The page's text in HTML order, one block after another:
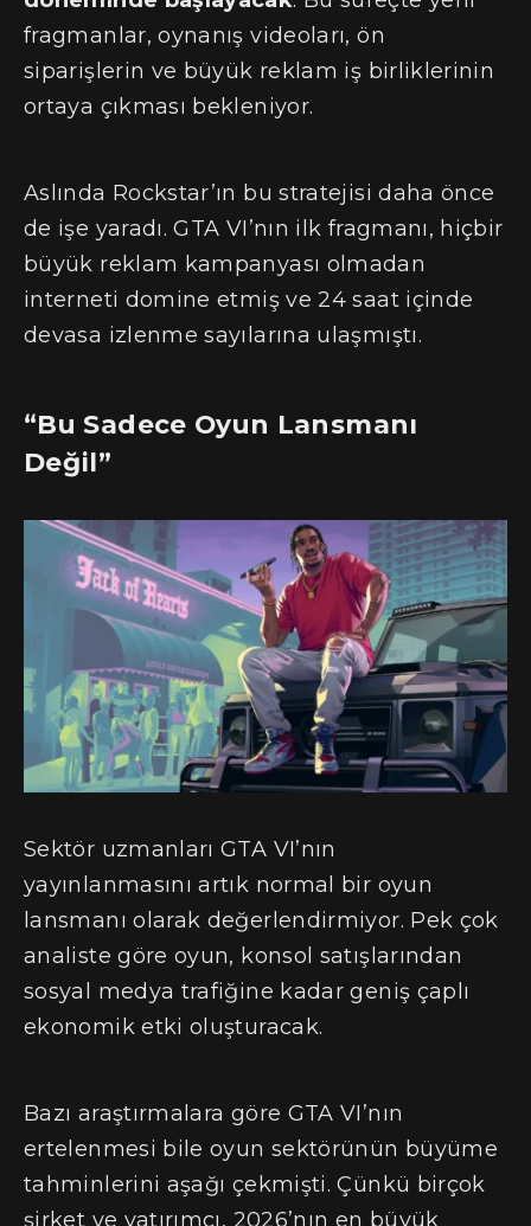
fragmanlar, oynanış videoları, ön
siparişlerin ve büyük reklam iş birliklerinin
ortaya çıkması bekleniyor.
Aslında Rockstar’ın bu stratejisi daha önce
de işe yaradı. GTA VI’nın ilk fragmanı, hiçbir
büyük reklam kampanyası olmadan
interneti domine etmiş ve 24 saat içinde
devasa izlenme sayılarına ulaşmıştı.
“Bu Sadece Oyun Lansmanı
Değil”
Sektör uzmanları GTA VI’nın
yayınlanmasını artık normal bir oyun
lansmanı olarak değerlendirmiyor. Pek çok
analiste göre oyun, konsol satışlarından
sosyal medya trafiğine kadar geniş çaplı
ekonomik etki oluşturacak.
Bazı araştırmalara göre GTA VI’nın
ertelenmesi bile oyun sektörünün büyüme
tahminlerini aşağı çekmişti. Çünkü birçok
şirket ve yatırımcı, 2026’nın en büyük